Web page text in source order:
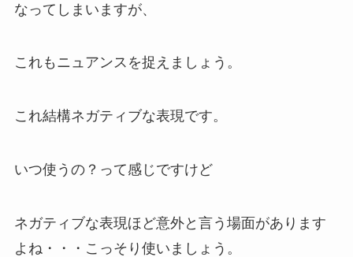
なってしまいますが、
これもニュアンスを捉えましょう。
これ結構ネガティブな表現です。
いつ使うの？って感じですけど
ネガティブな表現ほど意外と言う場面があります
よね・・・こっそり使いましょう。